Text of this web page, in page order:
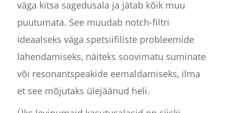
väga kitsa sagedusala ja jätab kõik muu
puutumata. See muudab notch-filtri
ideaalseks väga spetsiifiliste probleemide
lahendamiseks, näiteks soovimatu suminate
või resonantspeakide eemaldamiseks, ilma
et see mõjutaks ülejäänud heli.